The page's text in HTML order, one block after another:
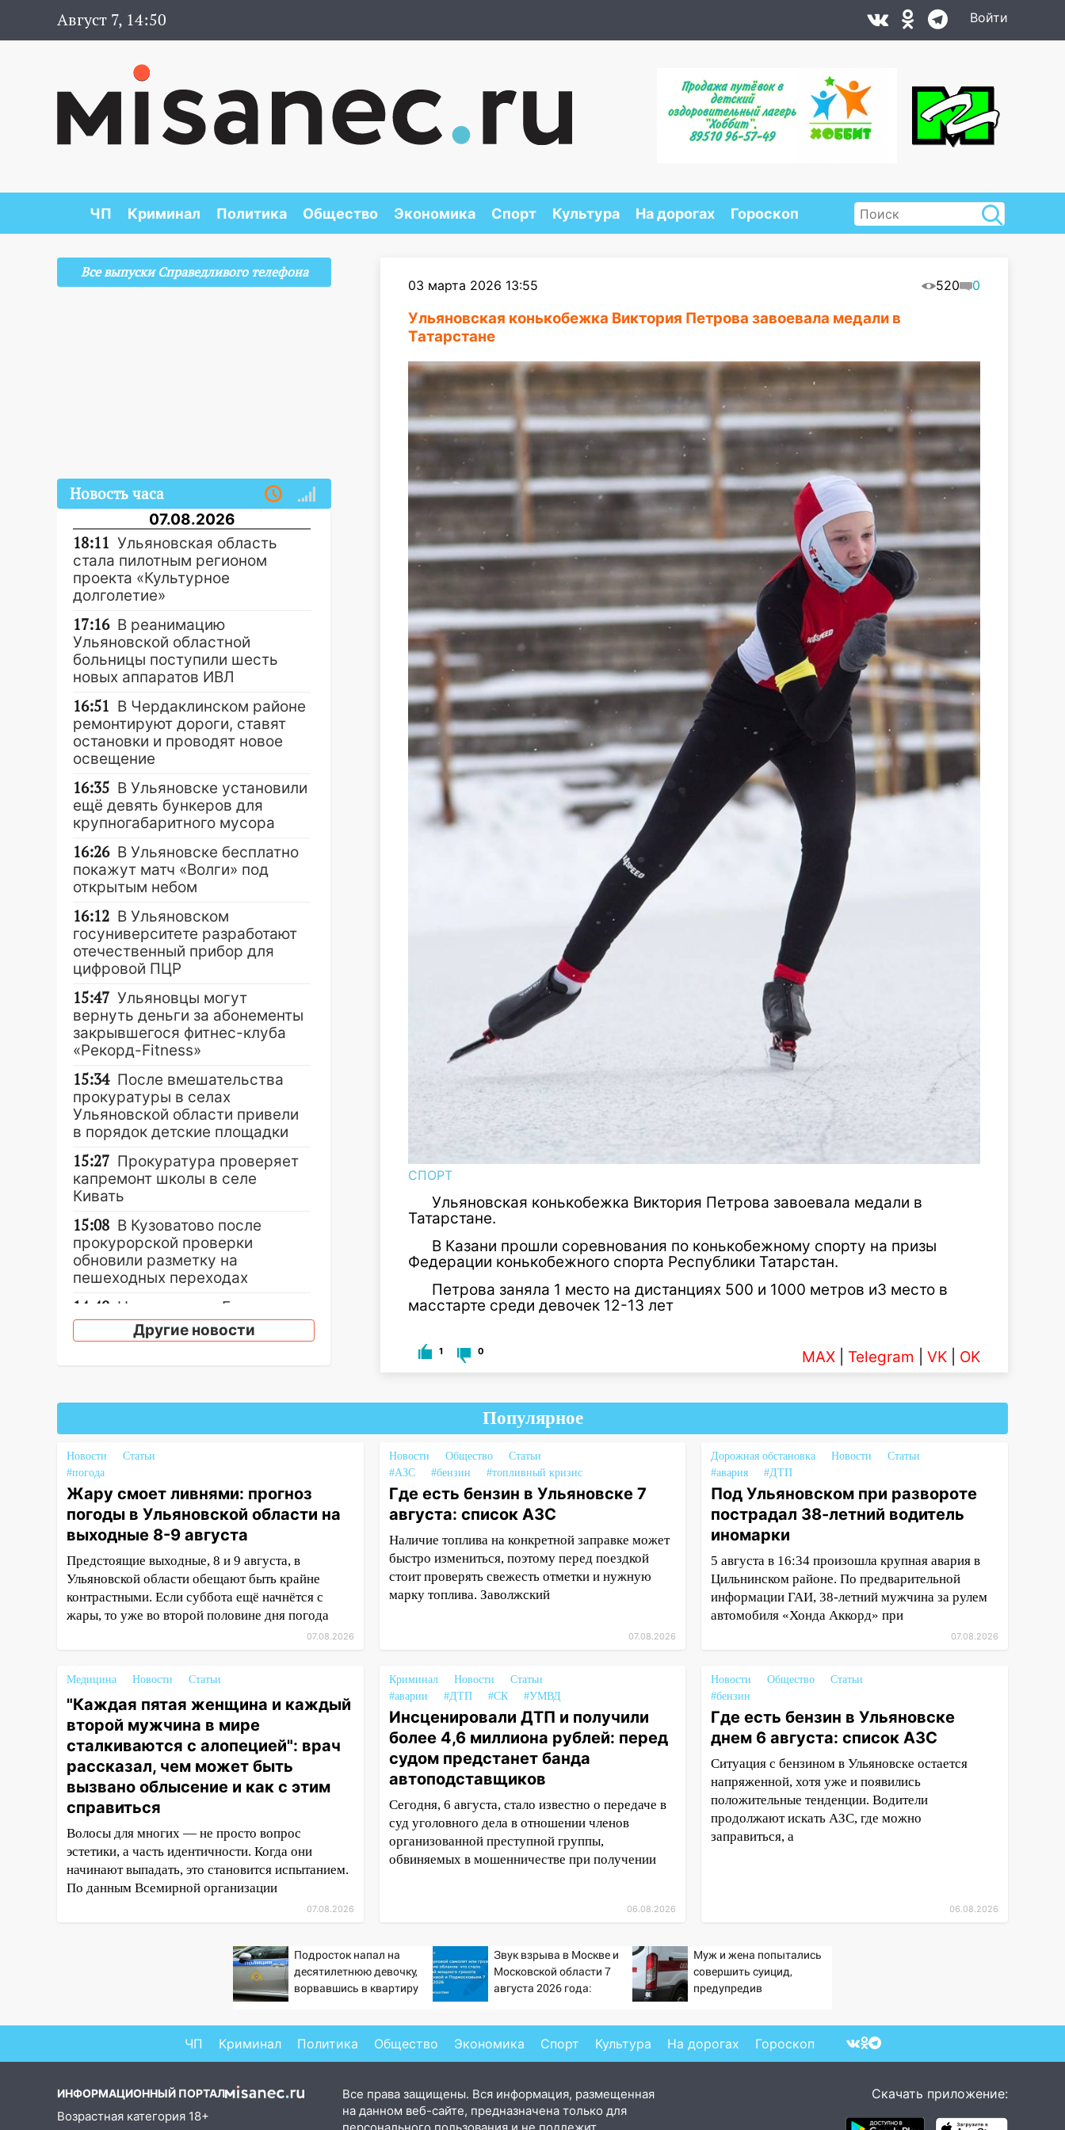
Август 7, 14:50 Войти
ЧП Криминал Политика Общество Экономика Спорт Культура На дорогах Гороскоп
03 марта 2026 13:55 520 0
Ульяновская конькобежка Виктория Петрова завоевала медали в
Татарстане
СПОРТ
Ульяновская конькобежка Виктория Петрова завоевала медали в
Татарстане.
В Казани прошли соревнования по конькобежному спорту на призы
Федерации конькобежного спорта Республики Татарстан.
Петрова заняла 1 место на дистанциях 500 и 1000 метров и3 место в
масстарте среди девочек 12-13 лет
1 0 MAX Telegram VK OK
Все выпуски Справедливого телефона
Новость часа
07.08.2026
18:11 Ульяновская область
стала пилотным регионом
проекта «Культурное
долголетие»
17:16 В реанимацию
Ульяновской областной
больницы поступили шесть
новых аппаратов ИВЛ
16:51 В Чердаклинском районе
ремонтируют дороги, ставят
остановки и проводят новое
освещение
16:35 В Ульяновске установили
ещё девять бункеров для
крупногабаритного мусора
16:26 В Ульяновске бесплатно
покажут матч «Волги» под
открытым небом
16:12 В Ульяновском
госуниверситете разработают
отечественный прибор для
цифровой ПЦР
15:47 Ульяновцы могут
вернуть деньги за абонементы
закрывшегося фитнес-клуба
«Рекорд-Fitness»
15:34 После вмешательства
прокуратуры в селах
Ульяновской области привели
в порядок детские площадки
15:27 Прокуратура проверяет
капремонт школы в селе
Кивать
15:08 В Кузоватово после
прокурорской проверки
обновили разметку на
пешеходных переходах
14:40 На проспекте Гая в
Ульяновске запретили
остановку автомобилей на 50-
пройдет большой фестиваль
«Мураками»
14:04 Жару смоет ливнями:
прогноз погоды в Ульяновской
области на выходные 8-9
августа
13:30 В Ульяновске
транспортные
полицейские проведут акцию
«Час пассажира»
пляже и подростка в сквере
13:01 В Димитровграде
мужчина выбросил из машины
страйкбольную гранату: его
задержали
12:34 На Ульяновскую область
надвигается сильнейшая
непогода: град и шквал до 27
м/с
12:31 Ульяновец хотел купить
иномарку из Европы и потерял
В Чердаклинском районе
столкнулись «Лада» и
Chevrolet: пострадал 14-летний
12:00 Где есть бензин в
Ульяновске 7 августа: список
АЗС
11:50 Заснул рядом с ребёнком
и случайно задушил его: суд
вынес приговор
Другие новости
Популярное
Новости
Статьи
#погода
Жару смоет ливнями: прогноз
погоды в Ульяновской области на
выходные 8-9 августа
Предстоящие выходные, 8 и 9 августа, в
Ульяновской области обещают быть крайне
контрастными. Если суббота ещё начнётся с
жары, то уже во второй половине дня погода
07.08.2026
Новости Общество
Статьи
#АЗС
#бензин #топливный кризис
Где есть бензин в Ульяновске 7
августа: список АЗС
Наличие топлива на конкретной заправке может
быстро измениться, поэтому перед поездкой
стоит проверять свежесть отметки и нужную
марку топлива. Заволжский
07.08.2026
Дорожная обстановка Новости
Статьи
#авария
#ДТП
Под Ульяновском при развороте
пострадал 38-летний водитель
иномарки
5 августа в 16:34 произошла крупная авария в
Цильнинском районе. По предварительной
информации ГАИ, 38-летний мужчина за рулем
автомобиля «Хонда Аккорд» при
07.08.2026
Медицина Новости Статьи
"Каждая пятая женщина и каждый
второй мужчина в мире
сталкиваются с алопецией": врач
рассказал, чем может быть
вызвано облысение и как с этим
справиться
Волосы для многих — не просто вопрос
эстетики, а часть идентичности. Когда они
начинают выпадать, это становится испытанием.
По данным Всемирной организации
07.08.2026
Криминал Новости
Статьи
#аварии
#ДТП #СК #УМВД
Инсценировали ДТП и получили
более 4,6 миллиона рублей: перед
судом предстанет банда
автоподставщиков
Сегодня, 6 августа, стало известно о передаче в
суд уголовного дела в отношении членов
организованной преступной группы,
обвиняемых в мошенничестве при получении
06.08.2026
Новости Общество
Статьи
#бензин
Где есть бензин в Ульяновске
днем 6 августа: список АЗС
Ситуация с бензином в Ульяновске остается
напряженной, хотя уже и появились
положительные тенденции. Водители
продолжают искать АЗС, где можно
заправиться, а
06.08.2026
Подросток напал на
десятилетнюю девочку,
ворвавшись в квартиру
Звук взрыва в Москве и
Московской области 7
августа 2026 года:
хлопок
Муж и жена попытались
совершить суицид,
предупредив
ЧП Криминал Политика Общество Экономика Спорт Культура На дорогах Гороскоп
ИНФОРМАЦИОННЫЙ ПОРТАЛ
Возрастная категория 18+
Все права защищены. Вся информация, размещенная
на данном веб-сайте, предназначена только для
Скачать приложение: